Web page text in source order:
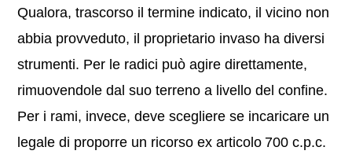
Qualora, trascorso il termine indicato, il vicino non
abbia provveduto, il proprietario invaso ha diversi
strumenti. Per le radici può agire direttamente,
rimuovendole dal suo terreno a livello del confine.
Per i rami, invece, deve scegliere se incaricare un
legale di proporre un ricorso ex articolo 700 c.p.c.